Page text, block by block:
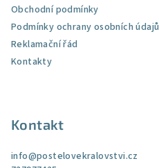
Obchodní podmínky
Podmínky ochrany osobních údajů
Reklamační řád
Kontakty
Kontakt
info@postelovekralovstvi.cz